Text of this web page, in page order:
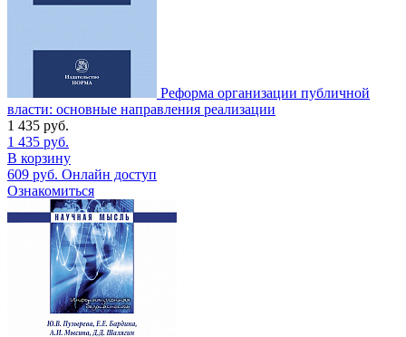
Реформа организации публичной
власти: основные направления реализации
1 435 руб.
1 435 руб.
В корзину
609 руб. Онлайн доступ
Ознакомиться